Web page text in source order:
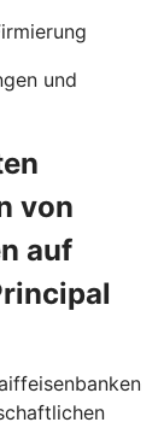
und
von
auf